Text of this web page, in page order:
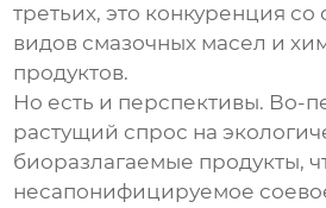
третьих, это конкуренция со
видов смазочных масел и
продуктов.
Но есть и перспективы. Во-
растущий спрос на
биоразлагаемые продукты,
несапонифицируемое